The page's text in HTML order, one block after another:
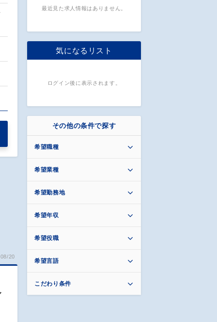
20
最近見た求人情報はありません。
気になるリスト
ログイン後に表示されます。
その他の条件で探す
希望職種
希望業種
希望勤務地
希望年収
希望役職
希望言語
こだわり条件